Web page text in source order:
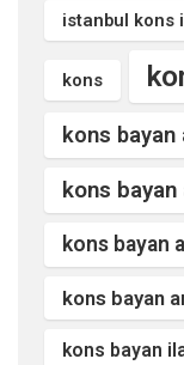
istanbul kons
kons
kons
kons bayan
kons bayan
kons bayan
kons bayan